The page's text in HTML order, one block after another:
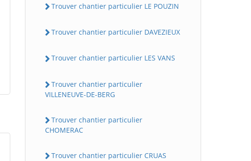
Trouver chantier particulier LE POUZIN
Trouver chantier particulier DAVEZIEUX
Trouver chantier particulier LES VANS
Trouver chantier particulier
VILLENEUVE-DE-BERG
Trouver chantier particulier
CHOMERAC
Trouver chantier particulier CRUAS